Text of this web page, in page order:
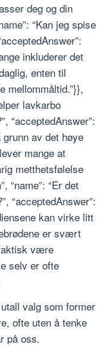
deg og din
“Kan jeg spise
inkluderer det
enten til
mellommåltid.”}},
lavkarbo
“acceptedAnswer”:
grunn av det høye
mange at
metthetsfølelse
“name”: “Er det
“acceptedAnswer”:
kan virke litt
er svært
være
selv er ofte
valg som former
ofte uten å tenke
på oss.